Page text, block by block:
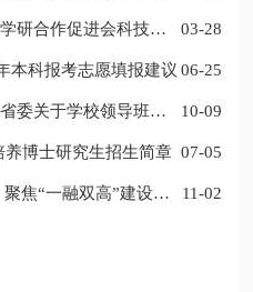
03-28
本科报考志愿填报建议 06-25
10-09
博士研究生招生简章 07-05
11-02